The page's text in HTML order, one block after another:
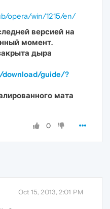
opera/win/1215/en/
версией на
момент.
дыра
download/guide/?
мата
0
Oct 15, 2013, 2:01 PM